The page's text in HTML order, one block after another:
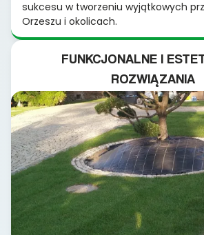
sukcesu w tworzeniu wyjątkowych
Orzeszu i okolicach.
FUNKCJONALNE I
ROZWIĄZANIA